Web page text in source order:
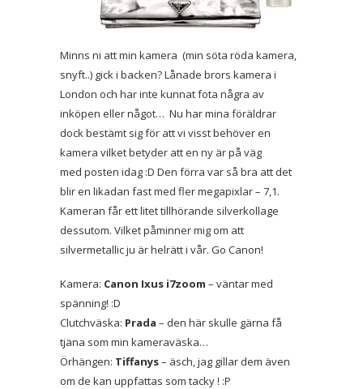
Minns ni att min kamera (min söta röda kamera,
snyft..) gick i backen? Lånade brors kamera i
London och har inte kunnat fota några av
inköpen eller något… Nu har mina föräldrar
dock bestämt sig för att vi visst behöver en
kamera vilket betyder att en ny är på väg
med posten idag :D Den förra var så bra att det
blir en likadan fast med fler megapixlar – 7,1.
Kameran får ett litet tillhörande silverkollage
dessutom. Vilket påminner mig om att
silvermetallic ju är helrätt i vår. Go Canon!
Kamera: Canon Ixus i7zoom – väntar med
spänning! :D
Clutchväska: Prada – den här skulle gärna få
tjäna som min kameraväska…
Örhängen: Tiffanys– äsch, jag gillar dem även
om de kan uppfattas som tacky ! :P